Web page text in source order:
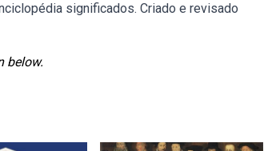
significados. Criado e revisado
below.